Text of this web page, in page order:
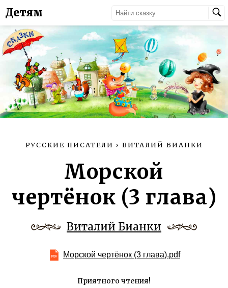
Детям
РУССКИЕ ПИСАТЕЛИ › ВИТАЛИЙ БИАНКИ
Морской
чертёнок (3 глава)
Виталий Бианки
Морской чертёнок (3 глава).pdf
Приятного чтения!